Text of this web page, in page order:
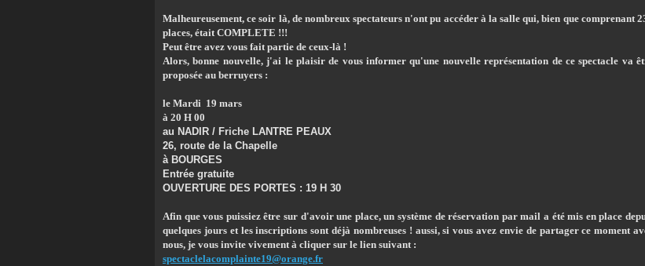
Malheureusement, ce soir là, de nombreux spectateurs n'ont pu accéder à la salle qui, bien que comprenant
places, était COMPLETE !!!
Peut être avez vous fait partie de ceux-là !
Alors, bonne nouvelle, j'ai le plaisir de vous informer qu'une nouvelle représentation de ce spectacle va
proposée au berruyers :
le Mardi 19 mars
à 20 H 00
au NADIR / Friche LANTRE PEAUX
26, route de la Chapelle
à BOURGES
Entrée gratuite
OUVERTURE DES PORTES : 19 H 30
Afin que vous puissiez être sur d'avoir une place, un système de réservation par mail a été mis en place
quelques jours et les inscriptions sont déjà nombreuses ! aussi, si vous avez envie de partager ce moment
nous, je vous invite vivement à cliquer sur le lien suivant :
spectaclelacomplainte19@orange.fr